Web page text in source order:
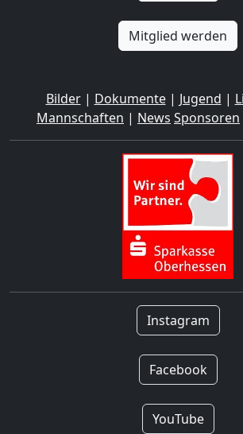
Mitglied werden
Bilder| Dokumente| Jugend |
Mannschaften | News Sponsoren
Instagram
Facebook
YouTube